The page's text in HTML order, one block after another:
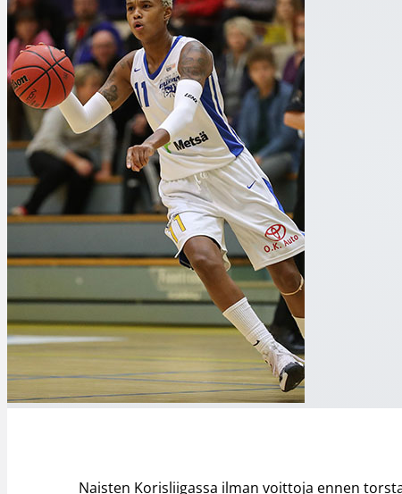
Naisten Korisliigassa ilman voittoja ennen